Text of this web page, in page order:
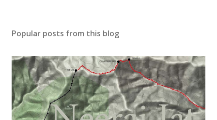
s
C
o
m
m
e
n
Popular posts from this blog